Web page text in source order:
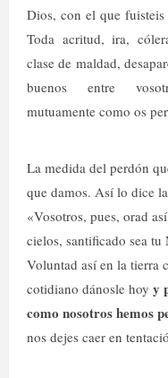
Dios, con el que
Toda acritud, ira,
clase de maldad,
buenos entre
mutuamente como os
La medida del perdón
que damos. Así lo dice
«Vosotros, pues, orad
cielos, santificado sea tu
Voluntad así en la tierra
cotidiano dánosle hoy y
como nosotros hemos
nos dejes caer en